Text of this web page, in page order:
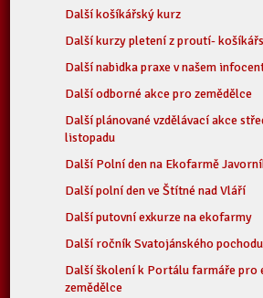
Další košíkářský kurz
Další kurzy pletení z proutí-
Další nabidka praxe v našem
Další odborné akce pro zemědělce
Další plánované vzdělávací akce
listopadu
Další Polní den na Ekofarmě
Další polní den ve Štítné nad Vláří
Další putovní exkurze na ekofarmy
Další ročník Svatojánského pochodu
Další školení k Portálu farmáře pro
zemědělce